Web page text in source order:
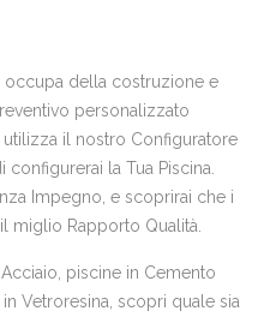
occupa della costruzione e
personalizzato
il nostro Configuratore
la Tua Piscina.
Impegno, e scoprirai che i
miglio Rapporto Qualità.
piscine in Cemento
Vetroresina, scopri quale sia